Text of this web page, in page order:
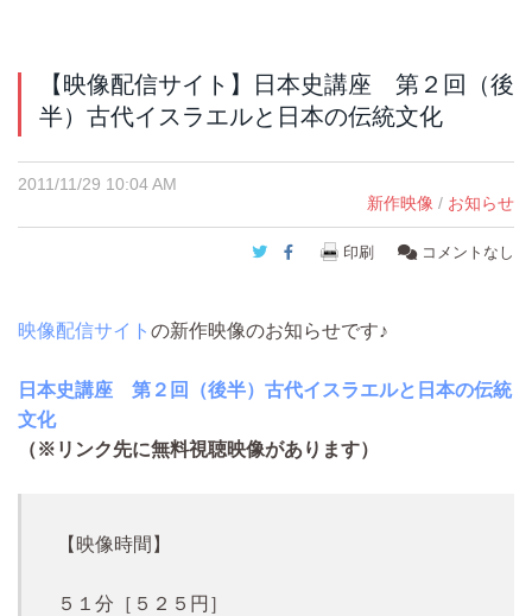
【映像配信サイト】日本史講座 第２回（後
半）古代イスラエルと日本の伝統文化
2011/11/29 10:04 AM
新作映像 / お知らせ
Twitter
Facebook
印刷 コメントなし
映像配信サイト の新作映像のお知らせです♪
日本史講座 第２回（後半）古代イスラエルと日本の伝統
文化
（※リンク先に無料視聴映像があります）
【映像時間】
５１分［５２５円］